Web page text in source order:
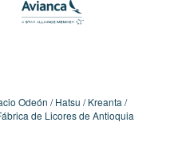
Odeón Hatsu
Kreanta
de Licores de Antioquia